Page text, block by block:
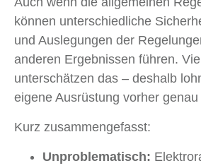
können unterschiedliche
und Auslegungen der
anderen Ergebnissen führen.
unterschätzen das – deshalb
eigene Ausrüstung vorher
Kurz zusammengefasst:
Unproblematisch: